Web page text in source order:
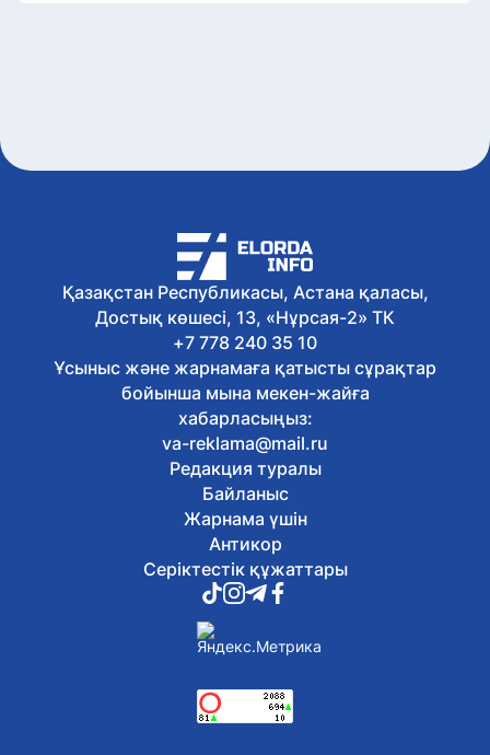
Қазақстан Республикасы, Астана қаласы,
Достық көшесі, 13, «Нұрсая-2» ТК
+7 778 240 35 10
Ұсыныс және жарнамаға қатысты сұрақтар
бойынша мына мекен-жайға
хабарласыңыз:
va-reklama@mail.ru
Редакция туралы
Байланыс
Жарнама үшін
Антикор
Серіктестік құжаттары